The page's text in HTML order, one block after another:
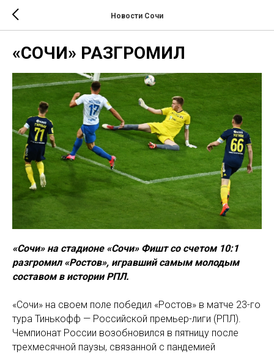
Новости Сочи
«СОЧИ» РАЗГРОМИЛ
«Сочи» на стадионе «Сочи» Фишт со счетом 10:1
разгромил «Ростов», игравший самым молодым
составом в истории РПЛ.
«Сочи» на своем поле победил «Ростов» в матче 23-го
тура Тинькофф — Российской премьер-лиги (РПЛ).
Чемпионат России возобновился в пятницу после
трехмесячной паузы, связанной с пандемией